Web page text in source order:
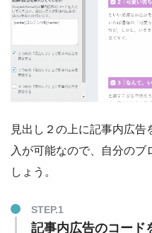
見出し２の上に記事内広
入が可能なので、自分のブ
しょう。
STEP.1
記事内広告のコード